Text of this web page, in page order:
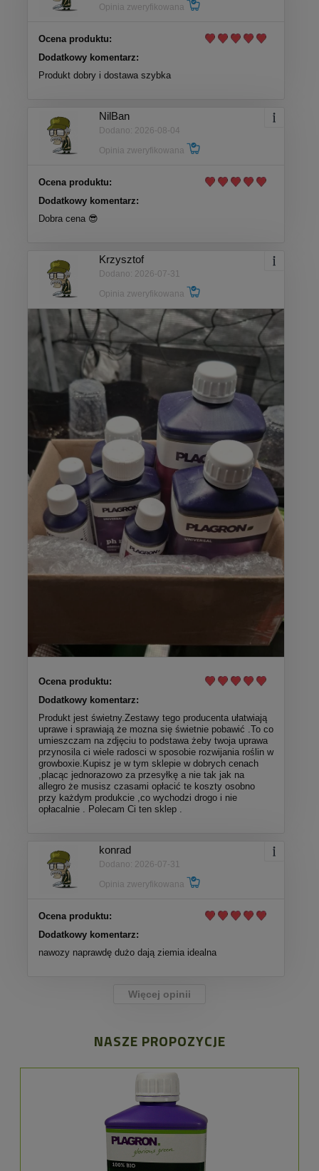
Opinia zweryfikowana
Ocena produktu:
Dodatkowy komentarz:
Produkt dobry i dostawa szybka
NilBan
Dodano: 2026-08-04
Opinia zweryfikowana
Ocena produktu:
Dodatkowy komentarz:
Dobra cena 😎
Krzysztof
Dodano: 2026-07-31
Opinia zweryfikowana
Ocena produktu:
Dodatkowy komentarz:
Produkt jest świetny.Zestawy tego producenta ułatwiają
uprawe i sprawiają że mozna się świetnie pobawić .To co
umieszczam na zdjęciu to podstawa żeby twoja uprawa
przynosila ci wiele radosci w sposobie rozwijania roślin w
growboxie.Kupisz je w tym sklepie w dobrych cenach
,placąc jednorazowo za przesyłkę a nie tak jak na
allegro że musisz czasami opłacić te koszty osobno
przy każdym produkcie ,co wychodzi drogo i nie
opłacalnie . Polecam Ci ten sklep .
konrad
Dodano: 2026-07-31
Opinia zweryfikowana
Ocena produktu:
Dodatkowy komentarz:
nawozy naprawdę dużo dają ziemia idealna
Więcej opinii
NASZE PROPOZYCJE